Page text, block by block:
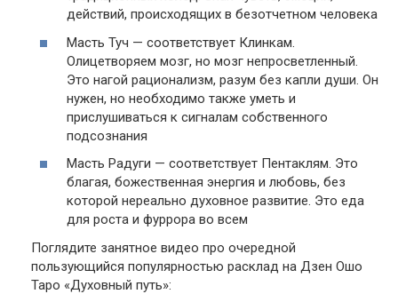
действий, происходящих в безотчетном человека
Масть Туч — соответствует Клинкам.
Олицетворяем мозг, но мозг непросветленный.
Это нагой рационализм, разум без капли души. Он
нужен, но необходимо также уметь и
прислушиваться к сигналам собственного
подсознания
Масть Радуги — соответствует Пентаклям. Это
благая, божественная энергия и любовь, без
которой нереально духовное развитие. Это еда
для роста и фуррора во всем
Поглядите занятное видео про очередной
пользующийся популярностью расклад на Дзен Ошо
Таро «Духовный путь»: